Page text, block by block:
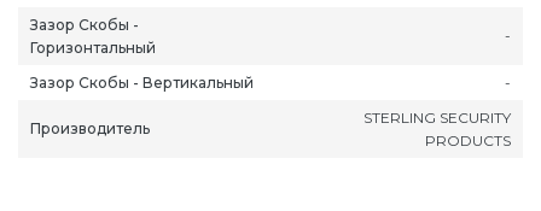
Зазор Скобы -
Горизонтальный
-
Зазор Скобы - Вертикальный -
Производитель
STERLING SECURITY
PRODUCTS